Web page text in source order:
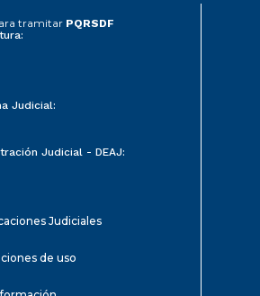
tramitar PQRSDF
Judicial:
Judicial - DEAJ:
Judiciales
de uso